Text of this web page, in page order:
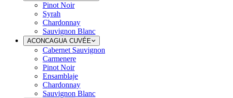
Pinot Noir
Syrah
Chardonnay
Sauvignon Blanc
ACONCAGUA CUVÉE
Cabernet Sauvignon
Carmenere
Pinot Noir
Ensamblaje
Chardonnay
Sauvignon Blanc